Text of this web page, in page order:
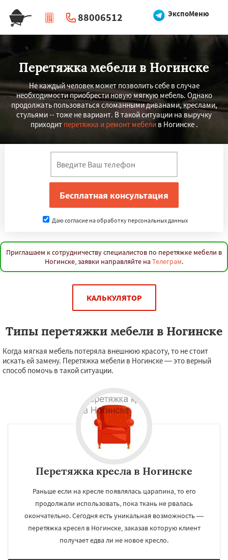
ЭкспоМеню
88006512
| Перезвоните мне
Перетяжка мебели в Ногинске
Не каждый человек может позволить себе в случае
необходимости приобрести новую мягкую мебель. Однако
продолжать пользоваться сломанными диванами, креслами,
стульями -- тоже не вариант. В такой ситуации на выручку
приходит перетяжка и ремонт мебелив Ногинске .
Даю согласие на обработку персональных данных
Приглашаем к сотрудничеству специалистов по перетяжке мебели в
Ногинске, заявки направляйте на Телеграм.
КАЛЬКУЛЯТОР
Типы перетяжки мебели в Ногинске
Когда мягкая мебель потеряла внешнюю красоту, то не стоит
искать ей замену. Перетяжка мебели в Ногинске — это верный
способ помочь в такой ситуации.
Перетяжка кресла в Ногинске
Раньше если на кресле появлялась царапина, то его
продолжали использовать, пока ткань не рвалась
окончательно. Сегодня есть уникальная возможность —
перетяжка кресел в Ногинске, заказав которую клиент
получает едва ли не новое кресло.